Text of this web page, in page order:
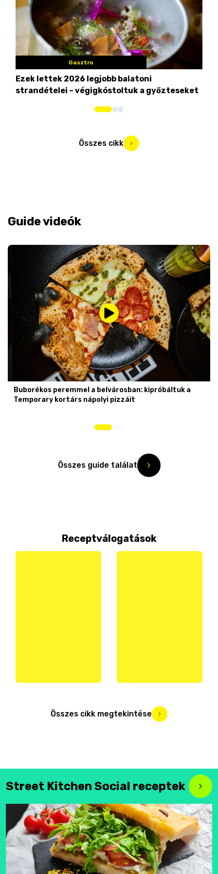
Gasztro
Ezek lettek 2026 legjobb balatoni
strandételei – végigkóstoltuk a győzteseket
Összes cikk
Guide videók
Buborékos peremmel a belvárosban: kipróbáltuk a
Temporary kortárs nápolyi pizzáit
Összes guide találat
Receptválogatások
Összes cikk megtekintése
Street Kitchen Social receptek